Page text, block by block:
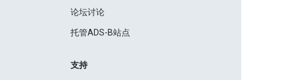
论坛讨论
托管ADS-B站点
支持